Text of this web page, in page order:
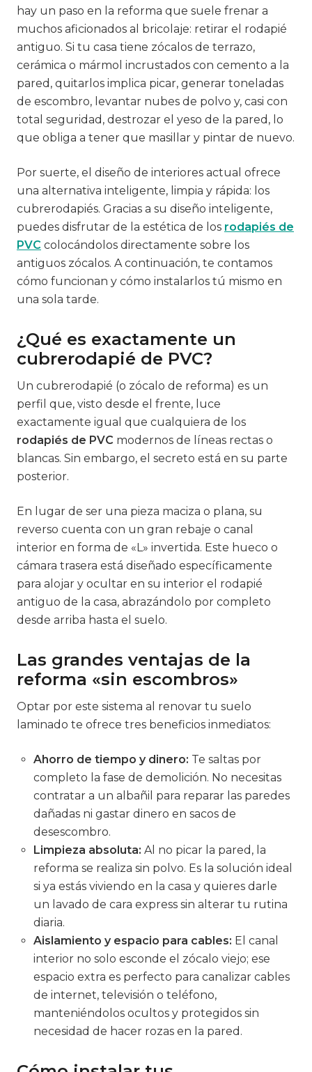
hay un paso en la reforma que suele frenar a
muchos aficionados al bricolaje: retirar el rodapié
antiguo. Si tu casa tiene zócalos de terrazo,
cerámica o mármol incrustados con cemento a la
pared, quitarlos implica picar, generar toneladas
de escombro, levantar nubes de polvo y, casi con
total seguridad, destrozar el yeso de la pared, lo
que obliga a tener que masillar y pintar de nuevo.
Por suerte, el diseño de interiores actual ofrece
una alternativa inteligente, limpia y rápida: los
cubrerodapiés. Gracias a su diseño inteligente,
puedes disfrutar de la estética de los rodapiés de
PVC colocándolos directamente sobre los
antiguos zócalos. A continuación, te contamos
cómo funcionan y cómo instalarlos tú mismo en
una sola tarde.
¿Qué es exactamente un
cubrerodapié de PVC?
Un cubrerodapié (o zócalo de reforma) es un
perfil que, visto desde el frente, luce
exactamente igual que cualquiera de los
rodapiés de PVC modernos de líneas rectas o
blancas. Sin embargo, el secreto está en su parte
posterior.
En lugar de ser una pieza maciza o plana, su
reverso cuenta con un gran rebaje o canal
interior en forma de «L» invertida. Este hueco o
cámara trasera está diseñado específicamente
para alojar y ocultar en su interior el rodapié
antiguo de la casa, abrazándolo por completo
desde arriba hasta el suelo.
Las grandes ventajas de la
reforma «sin escombros»
Optar por este sistema al renovar tu suelo
laminado te ofrece tres beneficios inmediatos:
Ahorro de tiempo y dinero: Te saltas por
completo la fase de demolición. No necesitas
contratar a un albañil para reparar las paredes
dañadas ni gastar dinero en sacos de
desescombro.
Limpieza absoluta: Al no picar la pared, la
reforma se realiza sin polvo. Es la solución ideal
si ya estás viviendo en la casa y quieres darle
un lavado de cara express sin alterar tu rutina
diaria.
Aislamiento y espacio para cables: El canal
interior no solo esconde el zócalo viejo; ese
espacio extra es perfecto para canalizar cables
de internet, televisión o teléfono,
manteniéndolos ocultos y protegidos sin
necesidad de hacer rozas en la pared.